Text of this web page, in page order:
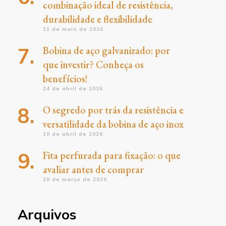
combinação ideal de resistência,
durabilidade e flexibilidade
11 de maio de 2026
Bobina de aço galvanizado: por
que investir? Conheça os
benefícios!
24 de abril de 2026
O segredo por trás da resistência e
versatilidade da bobina de aço inox
10 de abril de 2026
Fita perfurada para fixação: o que
avaliar antes de comprar
20 de março de 2026
Arquivos